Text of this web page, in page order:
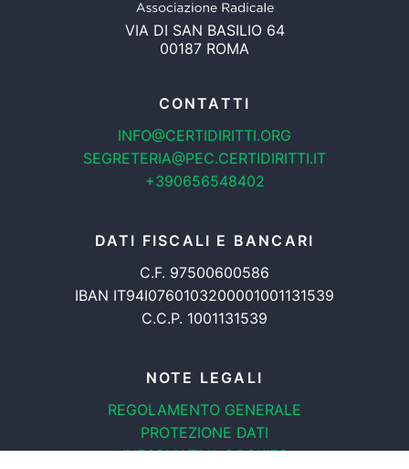
VIA DI SAN BASILIO 64
00187 ROMA
CONTATTI
INFO@CERTIDIRITTI.ORG
SEGRETERIA@PEC.CERTIDIRITTI.IT
+390656548402
DATI FISCALI E BANCARI
C.F. 97500600586
IBAN IT94I0760103200001001131539
C.C.P. 1001131539
NOTE LEGALI
REGOLAMENTO GENERALE
PROTEZIONE DATI
INFORMATIVA COOKIES